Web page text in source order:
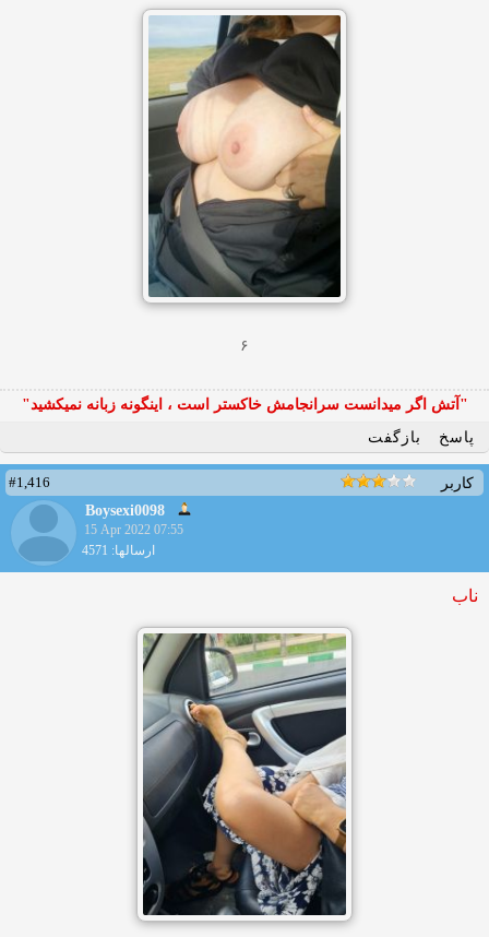
۶
"آتش اگر ميدانست سرانجامش خاكستر است ، اينگونه زبانه نميكشيد"
پاسخ
بازگفت
کاربر
#1,416
Boysexi0098
15 Apr 2022 07:55
ارسالها: 4571
ناب